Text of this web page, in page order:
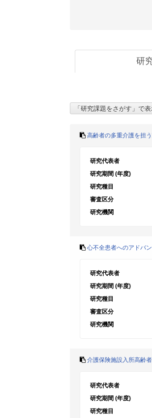
研
高齢者の多重介護を担
研究代表者
研究期間 (年度)
研究種目
審査区分
研究機関
心不全患者へのアドバ
研究代表者
研究期間 (年度)
研究種目
審査区分
研究機関
介護保険施設入所高齢
研究代表者
研究期間 (年度)
研究種目